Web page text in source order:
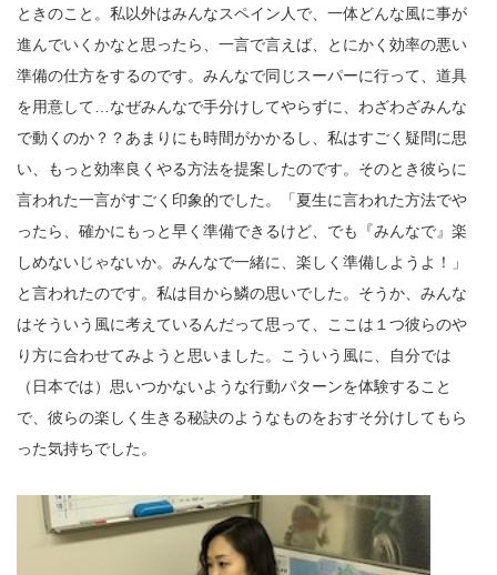
ときのこと。私以外はみんなスペイン人で、一体どんな風に事が
進んでいくかなと思ったら、一言で言えば、とにかく効率の悪い
準備の仕方をするのです。みんなで同じスーパーに行って、道具
を用意して…なぜみんなで手分けしてやらずに、わざわざみんな
で動くのか？？あまりにも時間がかかるし、私はすごく疑問に思
い、もっと効率良くやる方法を提案したのです。そのとき彼らに
言われた一言がすごく印象的でした。「夏生に言われた方法でや
ったら、確かにもっと早く準備できるけど、でも『みんなで』楽
しめないじゃないか。みんなで一緒に、楽しく準備しようよ！」
と言われたのです。私は目から鱗の思いでした。そうか、みんな
はそういう風に考えているんだって思って、ここは１つ彼らのや
り方に合わせてみようと思いました。こういう風に、自分では
（日本では）思いつかないような行動パターンを体験すること
で、彼らの楽しく生きる秘訣のようなものをおすそ分けしてもら
った気持ちでした。